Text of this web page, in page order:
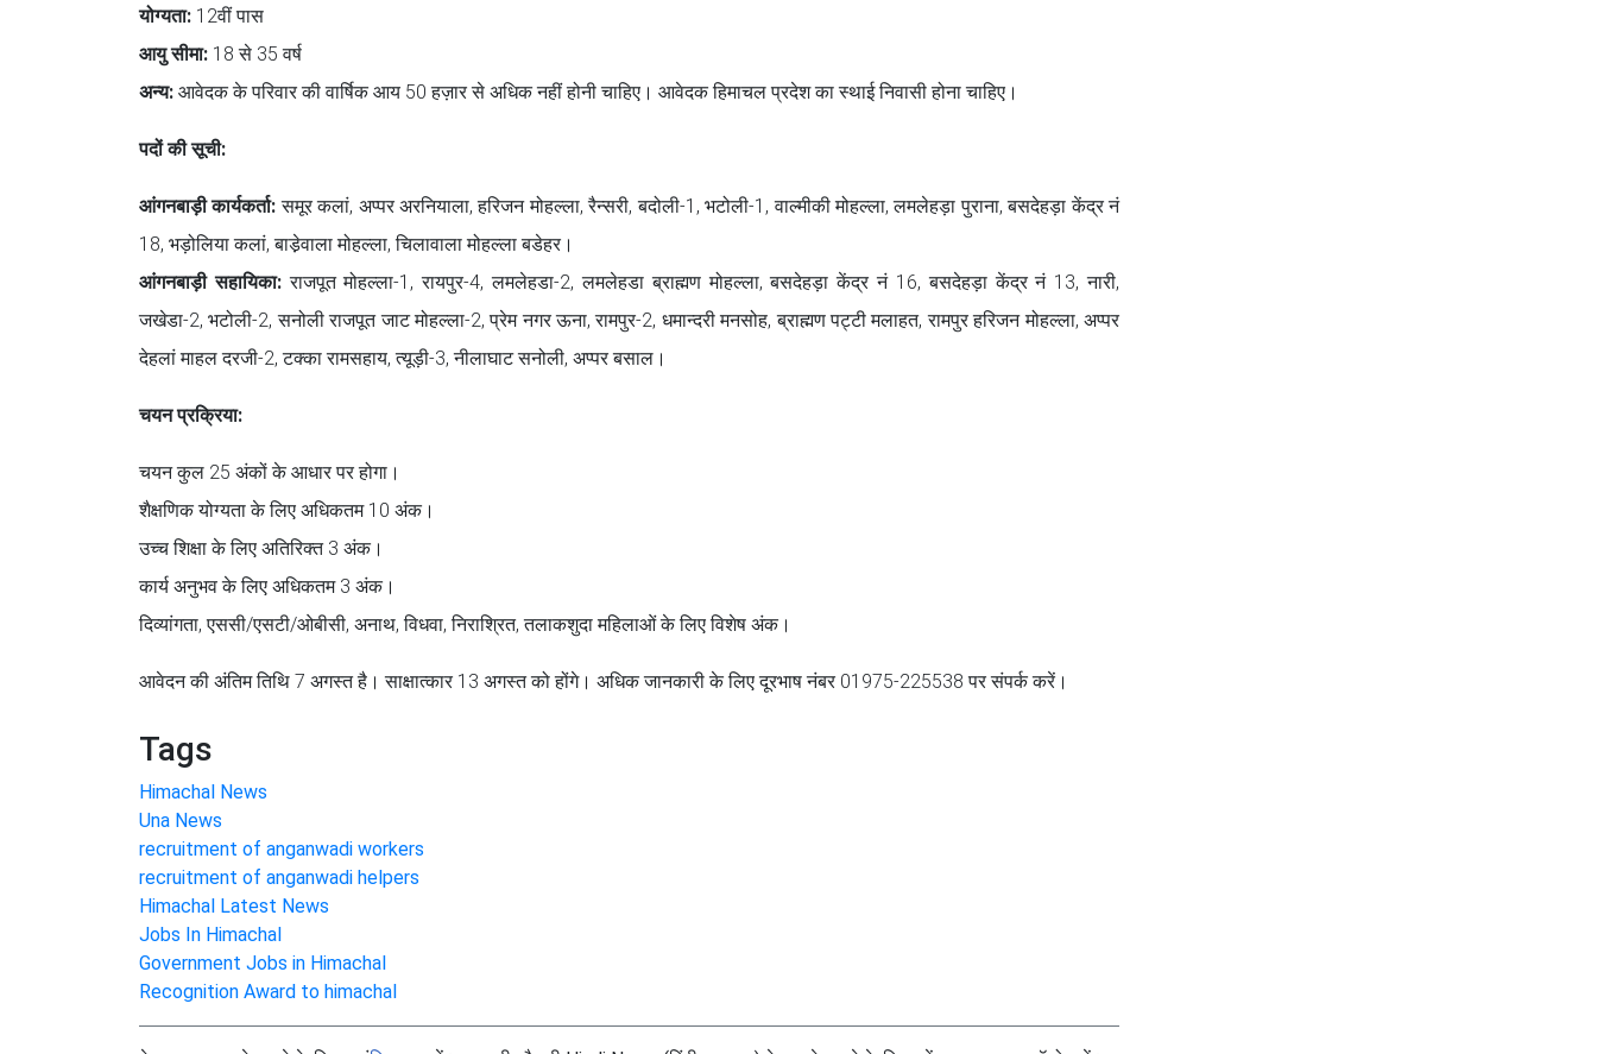
योग्यता: 12वीं पास
आयु सीमा: 18 से 35 वर्ष
अन्य: आवेदक के परिवार की वार्षिक आय 50 हज़ार से अधिक नहीं होनी चाहिए। आवेदक हिमाचल प्रदेश का स्थाई निवासी होना चाहिए।
पदों की सूची:
आंगनबाड़ी कार्यकर्ता: समूर कलां, अप्पर अरनियाला, हरिजन मोहल्ला, रैन्सरी, बदोली-1, भटोली-1, वाल्मीकी मोहल्ला, लमलेहड़ा पुराना, बसदेहड़ा केंद्र नं
18, भड़ोलिया कलां, बाडे़वाला मोहल्ला, चिलावाला मोहल्ला बडेहर।
आंगनबाड़ी सहायिका:राजपूत मोहल्ला-1, रायपुर-4, लमलेहडा-2, लमलेहडा ब्राह्मण मोहल्ला, बसदेहड़ा केंद्र नं 16, बसदेहड़ा केंद्र नं 13, नारी,
जखेडा-2, भटोली-2, सनोली राजपूत जाट मोहल्ला-2, प्रेम नगर ऊना, रामपुर-2, धमान्दरी मनसोह, ब्राह्मण पट्टी मलाहत, रामपुर हरिजन मोहल्ला, अप्पर
देहलां माहल दरजी-2, टक्का रामसहाय, त्यूड़ी-3, नीलाघाट सनोली, अप्पर बसाल।
चयन प्रक्रिया:
चयन कुल 25 अंकों के आधार पर होगा।
शैक्षणिक योग्यता के लिए अधिकतम 10 अंक।
उच्च शिक्षा के लिए अतिरिक्त 3 अंक।
कार्य अनुभव के लिए अधिकतम 3 अंक।
दिव्यांगता, एससी/एसटी/ओबीसी, अनाथ, विधवा, निराश्रित, तलाकशुदा महिलाओं के लिए विशेष अंक।
आवेदन की अंतिम तिथि 7 अगस्त है। साक्षात्कार 13 अगस्त को होंगे। अधिक जानकारी के लिए दूरभाष नंबर 01975-225538 पर संपर्क करें।
Tags
Himachal News
Una News
recruitment of anganwadi workers
recruitment of anganwadi helpers
Himachal Latest News
Jobs In Himachal
Government Jobs in Himachal
Recognition Award to himachal